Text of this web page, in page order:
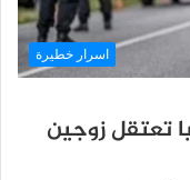
اسرار خطيرة
تعتقل زوجين